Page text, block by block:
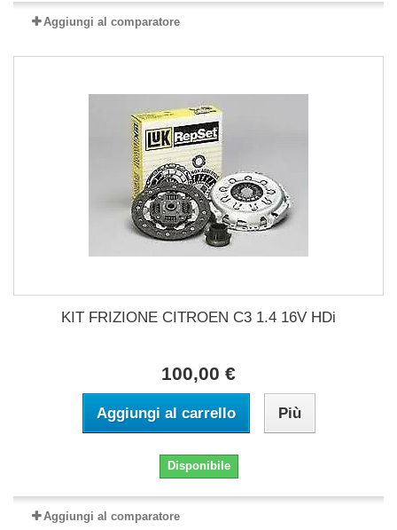
Aggiungi al comparatore
KIT FRIZIONE CITROEN C3 1.4 16V HDi
100,00 €
Aggiungi al carrello Più
Disponibile
Aggiungi al comparatore